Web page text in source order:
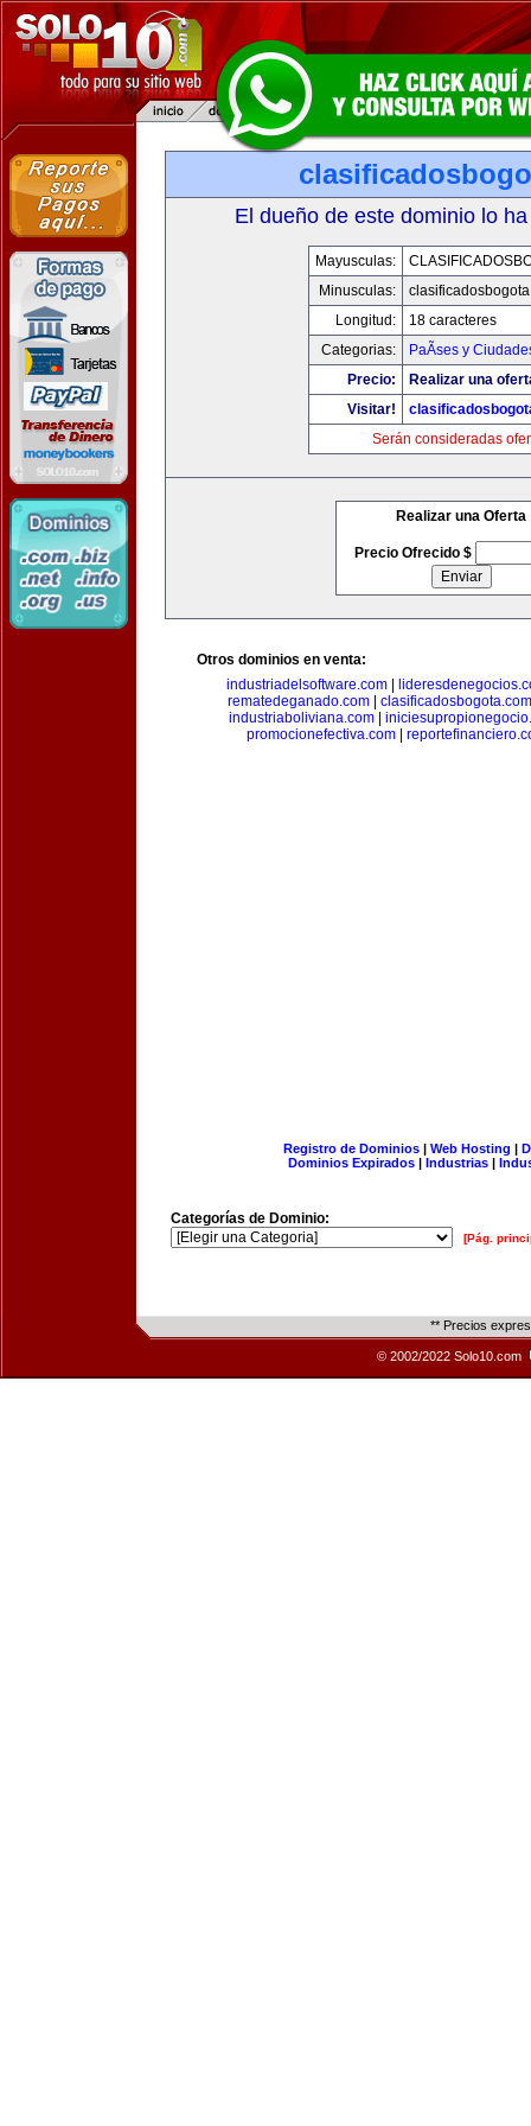
El dueño de este dominio lo
Mayusculas:
Minusculas:
Longitud:
18 caracteres
Categorias:
PaÃ­ses y
Precio:
Realizar una
Visitar!
Serán consideradas
Realizar una Oferta
Precio Ofrecido $
Otros dominios en venta:
industriadelsoftware.com
rematedeganado.com| clasificadosbogota.com
industriaboliviana.com|
promocionefectiva.com
Registro de Dominios| Web Hosting |
Dominios Expirados | Industrias |
Categorías de Dominio:
[Pág.
** Precios
© 2002/2022 Solo10.com